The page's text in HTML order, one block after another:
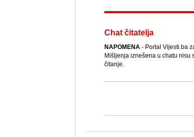
Chat čitatelja
NAPOMENA- Portal Vijesti.ba
Mišljenja iznešena u chatu nisu
čitanje.